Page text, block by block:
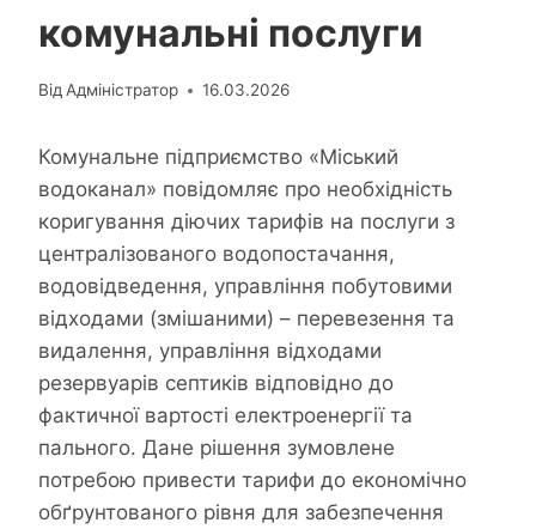
комунальні послуги
Від Адміністратор 16.03.2026
Комунальне підприємство «Міський
водоканал» повідомляє про необхідність
коригування діючих тарифів на послуги з
централізованого водопостачання,
водовідведення, управління побутовими
відходами (змішаними) – перевезення та
видалення, управління відходами
резервуарів септиків відповідно до
фактичної вартості електроенергії та
пального. Дане рішення зумовлене
потребою привести тарифи до економічно
обґрунтованого рівня для забезпечення